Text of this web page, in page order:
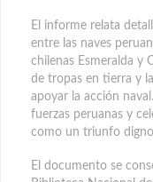
El informe relata
entre las naves
chilenas Esmeralda y
de tropas en tierra y
apoyar la acción
fuerzas peruanas y
como un triunfo
El documento se